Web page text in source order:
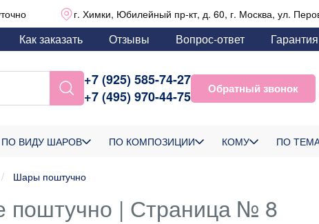
г. Химки, Юбилейный пр-кт, д. 60, г. Москва, ул.
Как заказать Отзывы Вопрос-ответ Гарантия
+7 (925) 585-74-27
+7 (495) 970-44-75
Обратный звонок
ПО ВИДУ ШАРОВ ПО КОМПОЗИЦИИ КОМУ ПО
Шары поштучно
поштучно | Страница № 8